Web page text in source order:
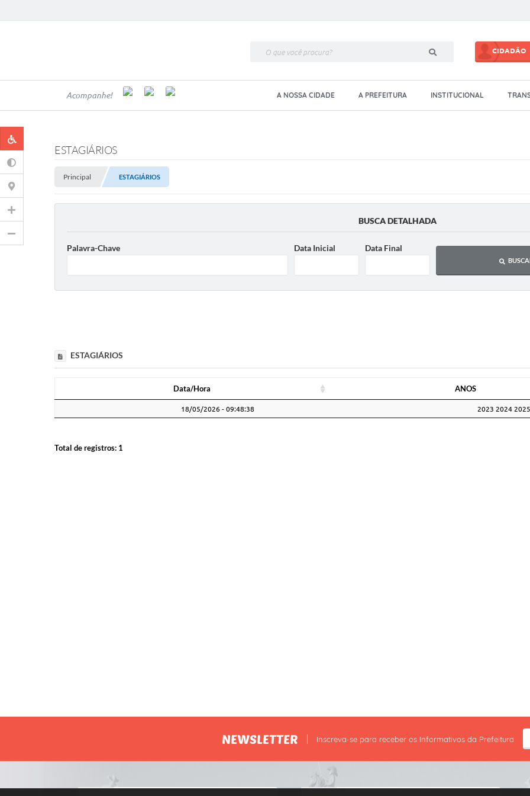
CIDADÃO
Acompanhe! A NOSSA CIDADE A PREFEITURA INSTITUCIONAL
ESTAGIÁRIOS
Principal ESTAGIÁRIOS
BUSCA DETALHADA
Palavra-Chave Data Inicial Data Final
ESTAGIÁRIOS
Data/Hora
ANOS
Data/Hora
ANOS
18/05/2026 - 09:48:38 2023 2024 2025
Total de registros: 1
NEWSLETTER Inscreva-se para receber os Informativos da Prefeitura